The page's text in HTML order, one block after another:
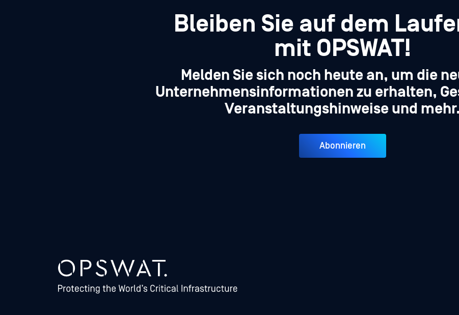
Bleiben Sie auf dem
mit OPSWAT!
Melden Sie sich noch heute an, um die
Unternehmensinformationen zu erhalten,
Veranstaltungshinweise und mehr.
Abonnieren